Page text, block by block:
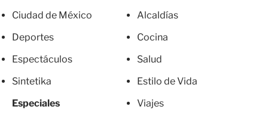
Ciudad de México
Deportes
Espectáculos
Sintetika
Especiales
Alcaldías
Cocina
Salud
Estilo de Vida
Viajes